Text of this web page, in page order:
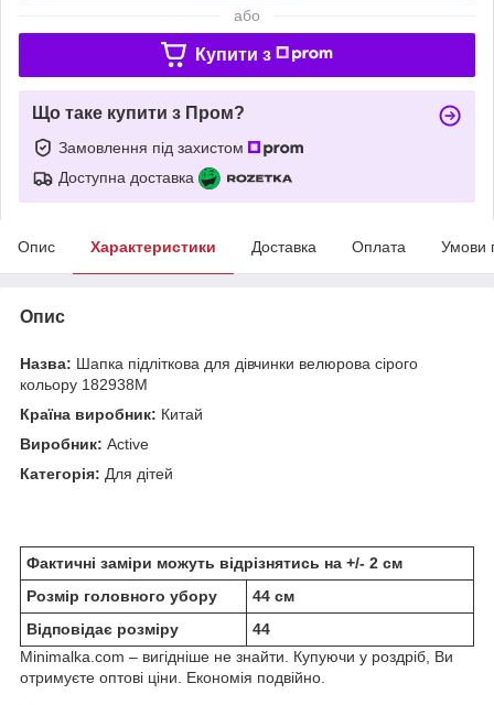
або
Купити з
Що таке купити з Пром?
Замовлення під захистом
Доступна доставка
Опис Характеристики Доставка Оплата Умови
Опис
Назва: Шапка підліткова для дівчинки велюрова сірого
кольору 182938M
Країна виробник: Китай
Виробник: Active
Категорія: Для дітей
Фактичні заміри можуть відрізнятись на +/- 2 см
Розмір головного убору
44 см
Відповідає розміру
44
Minimalka.com – вигідніше не знайти. Купуючи у роздріб, Ви
отримуєте оптові ціни. Економія подвійно.